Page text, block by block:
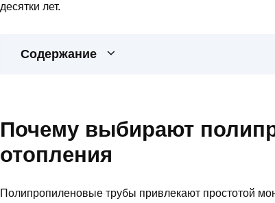
десятки лет.
Содержание
Почему выбирают
отопления
Полипропиленовые трубы привлекают простотой